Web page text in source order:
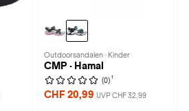
Outdoorsandalen · Kinder
CMP · Hamal
(0) 1
CHF 20,99 UVP CHF 32,99